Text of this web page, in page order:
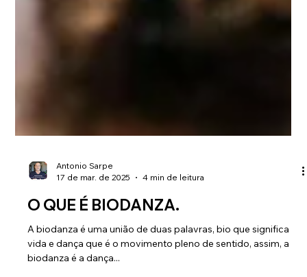
Antonio Sarpe
17 de mar. de 2025
4 min de leitura
O QUE É BIODANZA.